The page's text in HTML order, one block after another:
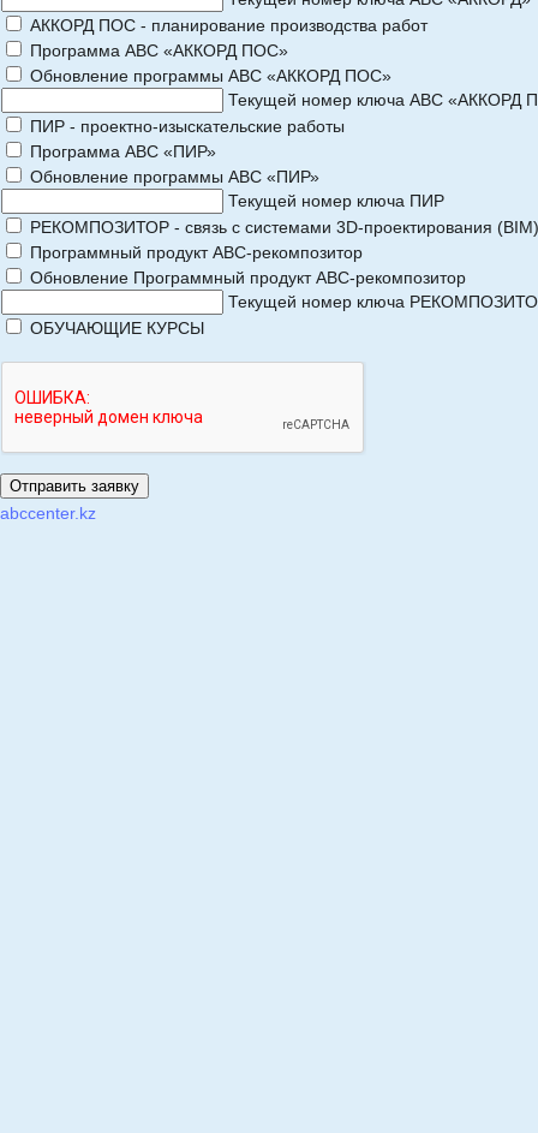
АККОРД ПОС - планирование производства работ
Программа АВС «АККОРД ПОС»
Обновление программы АВС «АККОРД ПОС»
Текущей номер ключа АВС «АККОРД
ПИР - проектно-изыскательские работы
Программа АВС «ПИР»
Обновление программы АВС «ПИР»
Текущей номер ключа ПИР
РЕКОМПОЗИТОР - связь с системами 3D-проектирования (BIM)
Программный продукт АВС-рекомпозитор
Обновление Программный продукт АВС-рекомпозитор
Текущей номер ключа
ОБУЧАЮЩИЕ КУРСЫ
abccenter.kz